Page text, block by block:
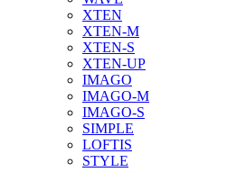
XTEN
XTEN-M
XTEN-S
XTEN-UP
IMAGO
IMAGO-M
IMAGO-S
SIMPLE
LOFTIS
STYLE